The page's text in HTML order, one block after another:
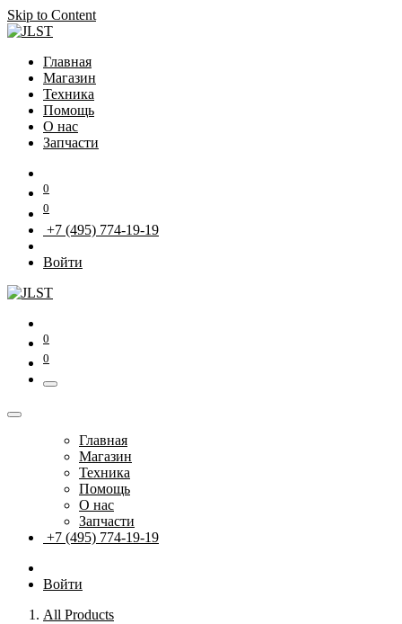
Skip to Content
Главная
Магазин
Техника
Помощь
О нас
Запчасти
0
0
+7 (495) 774-19-19
Войти
0
0
Главная
Магазин
Техника
Помощь
О нас
Запчасти
+7 (495) 774-19-19
Войти
All Products